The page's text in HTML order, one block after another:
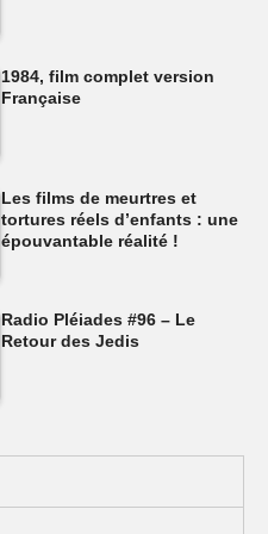
1984, film complet version
Française
Les films de meurtres et
tortures réels d’enfants : une
épouvantable réalité !
Radio Pléiades #96 – Le
Retour des Jedis